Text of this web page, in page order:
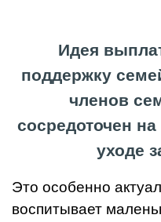
Идея
поддержку
членов
сосредоточен
уходе
Это особенно
воспитывает